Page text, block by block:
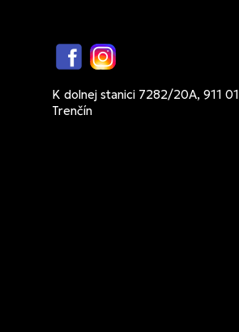
FacebookInstagram
K dolnej stanici 7282/20A, 911 01
Trenčín